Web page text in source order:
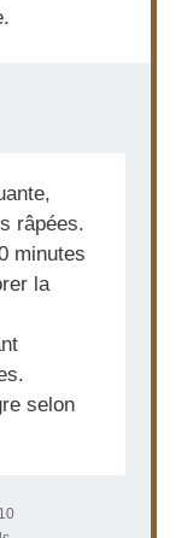
râpées.
minutes
la
selon
10